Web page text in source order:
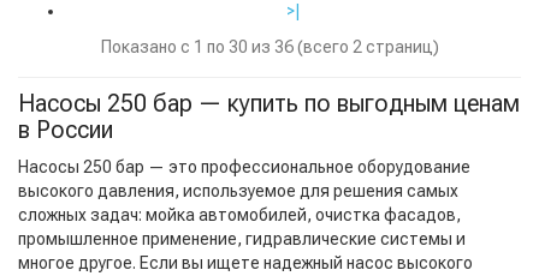
>|
Показано с 1 по 30 из 36 (всего 2 страниц)
Насосы 250 бар — купить по выгодным ценам
в России
Насосы 250 бар — это профессиональное оборудование
высокого давления, используемое для решения самых
сложных задач: мойка автомобилей, очистка фасадов,
промышленное применение, гидравлические системы и
многое другое. Если вы ищете надежный насос высокого